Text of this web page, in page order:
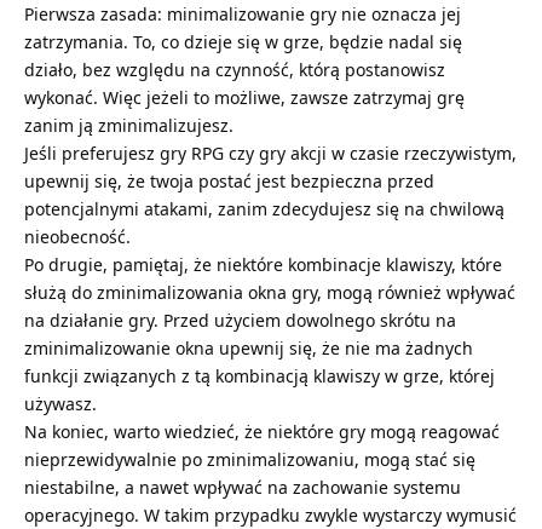
Pierwsza zasada: minimalizowanie gry nie oznacza jej
zatrzymania. To, co dzieje się w grze, będzie nadal się
działo, bez względu na czynność, którą postanowisz
wykonać. Więc jeżeli to możliwe, zawsze zatrzymaj grę
zanim ją zminimalizujesz.
Jeśli preferujesz gry RPG czy gry akcji w czasie rzeczywistym,
upewnij się, że twoja postać jest bezpieczna przed
potencjalnymi atakami, zanim zdecydujesz się na chwilową
nieobecność.
Po drugie, pamiętaj, że niektóre kombinacje klawiszy, które
służą do zminimalizowania okna gry, mogą również wpływać
na działanie gry. Przed użyciem dowolnego skrótu na
zminimalizowanie okna upewnij się, że nie ma żadnych
funkcji związanych z tą kombinacją klawiszy w grze, której
używasz.
Na koniec, warto wiedzieć, że niektóre gry mogą reagować
nieprzewidywalnie po zminimalizowaniu, mogą stać się
niestabilne, a nawet wpływać na zachowanie systemu
operacyjnego. W takim przypadku zwykle wystarczy wymusić